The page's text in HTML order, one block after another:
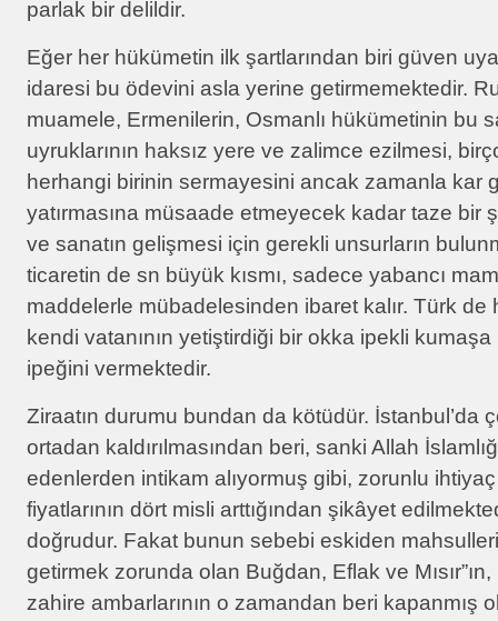
parlak bir delildir.
Eğer her hükümetin ilk şartlarından biri güven
idaresi bu ödevini asla yerine getirmemektedir.
muamele, Ermenilerin, Osmanlı hükümetinin bu
uyruklarının haksız yere ve zalimce ezilmesi,
herhangi birinin sermayesini ancak zamanla kar
yatırmasına müsaade etmeyecek kadar taze bir
ve sanatın gelişmesi için gerekli unsurların
ticaretin de sn büyük kısmı, sadece yabancı
maddelerle mübadelesinden ibaret kalır. Türk
kendi vatanının yetiştirdiği bir okka ipekli kumaşa
ipeğini vermektedir.
Ziraatın durumu bundan da kötüdür. İstanbul’da
ortadan kaldırılmasından beri, sanki Allah
edenlerden intikam alıyormuş gibi, zorunlu
fiyatlarının dört misli arttığından şikâyet
doğrudur. Fakat bunun sebebi eskiden
getirmek zorunda olan Buğdan, Eflak ve
zahire ambarlarının o zamandan beri kapanmış